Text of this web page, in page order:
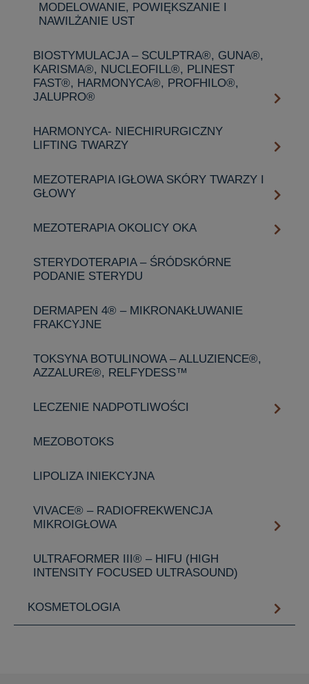
MODELOWANIE, POWIĘKSZANIE I
NAWILŻANIE UST
BIOSTYMULACJA – SCULPTRA®, GUNA®,
KARISMA®, NUCLEOFILL®, PLINEST
FAST®, HARMONYCA®, PROFHILO®,
JALUPRO®
HARMONYCA- NIECHIRURGICZNY
LIFTING TWARZY
MEZOTERAPIA IGŁOWA SKÓRY TWARZY I
GŁOWY
MEZOTERAPIA OKOLICY OKA
STERYDOTERAPIA – ŚRÓDSKÓRNE
PODANIE STERYDU
DERMAPEN 4® – MIKRONAKŁUWANIE
FRAKCYJNE
TOKSYNA BOTULINOWA – ALLUZIENCE®,
AZZALURE®, RELFYDESS™️
LECZENIE NADPOTLIWOŚCI
MEZOBOTOKS
LIPOLIZA INIEKCYJNA
VIVACE® – RADIOFREKWENCJA
MIKROIGŁOWA
ULTRAFORMER III® – HIFU (HIGH
INTENSITY FOCUSED ULTRASOUND)
KOSMETOLOGIA